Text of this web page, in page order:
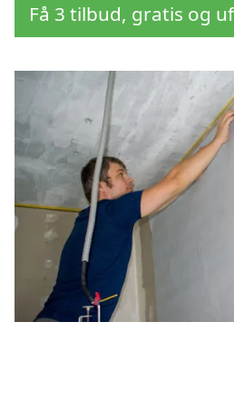
Få 3 tilbud, gratis og